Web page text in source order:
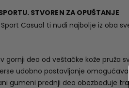
STVOREN ZA OPUŠTANJE
Casual ti nudi najbolje iz oba
gornji deo od veštačke kože pruža
udobno postavljanje
gumeni prednji deo obezbeđuje